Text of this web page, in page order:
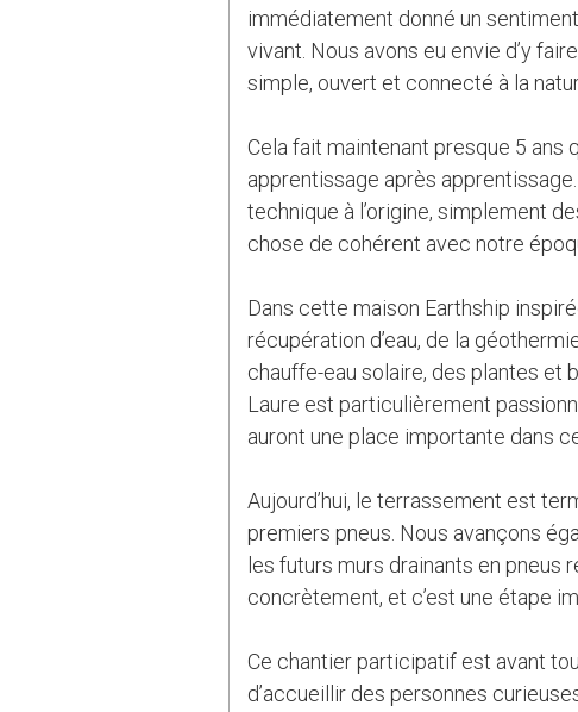
immédiatement donné un
vivant. Nous avons eu envie d’y
simple, ouvert et connecté à la
Cela fait maintenant presque 5 ans
apprentissage après
technique à l’origine, simplement
chose de cohérent avec notre
Dans cette maison Earthship
récupération d’eau, de la
chauffe-eau solaire, des plantes et
Laure est particulièrement
auront une place importante dans
Aujourd’hui, le terrassement est
premiers pneus. Nous avançons
les futurs murs drainants en
concrètement, et c’est une étape
Ce chantier participatif est avant
d’accueillir des personnes